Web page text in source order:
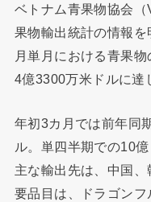
ベトナム青果物協会
果物輸出統計の情報
月単月における青果
4億3300万米ドルに達
年初3カ月では前年同
ル。単四半期での10
主な輸出先は、中国
要品目は、ドラゴンフ